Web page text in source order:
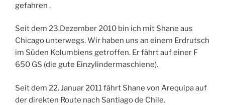
gefahren .
Seit dem 23.Dezember 2010 bin ich mit Shane aus
Chicago unterwegs. Wir haben uns an einem Erdrutsch
im Süden Kolumbiens getroffen. Er fährt auf einer F
650 GS (die gute Einzylindermaschiene).
Seit dem 22. Januar 2011 fährt Shane von Arequipa auf
der direkten Route nach Santiago de Chile.